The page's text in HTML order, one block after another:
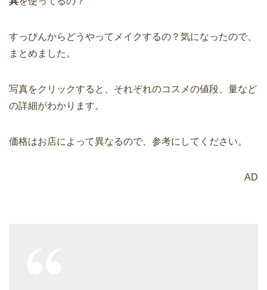
すっぴんからどうやってメイクするの？気になったので、
まとめました。
写真をクリックすると、それぞれのコスメの値段、量など
の詳細がわかります。
価格はお店によって異なるので、参考にしてください。
AD